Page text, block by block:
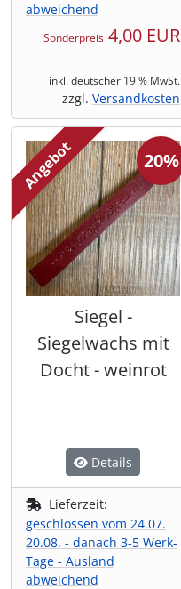
abweichend
Sonderpreis 4,00 EUR
inkl. deutscher 19 % MwSt.
zzgl. Versandkosten
Angebot
Siegel -
Siegelwachs mit
Docht - weinrot
Details
Lieferzeit:
geschlossen vom 24.07.
20.08. - danach 3-5 Werk-
Tage - Ausland
abweichend
20%